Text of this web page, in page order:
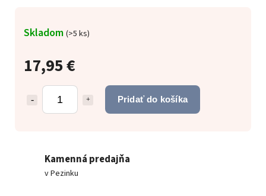
17,95 €
Pridať do košíka
Skladom (>5 ks)
Kamenná predajňa
v Pezinku